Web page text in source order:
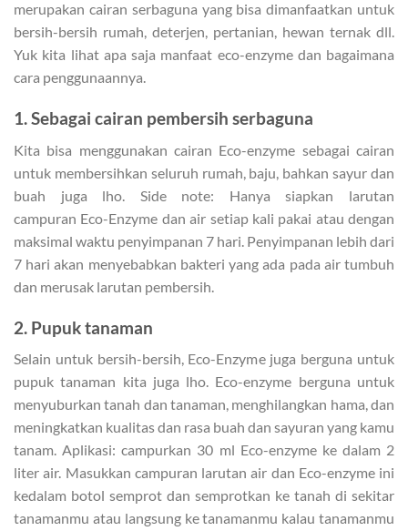
merupakan cairan serbaguna yang bisa dimanfaatkan untuk
bersih-bersih rumah, deterjen, pertanian, hewan ternak dll.
Yuk kita lihat apa saja manfaat eco-enzyme dan bagaimana
cara penggunaannya.
1. Sebagai cairan pembersih serbaguna
Kita bisa menggunakan cairan Eco-enzyme sebagai cairan
untuk membersihkan seluruh rumah, baju, bahkan sayur dan
buah juga lho. Side note: Hanya siapkan larutan
campuran Eco-Enzyme dan air setiap kali pakai atau dengan
maksimal waktu penyimpanan 7 hari. Penyimpanan lebih dari
7 hari akan menyebabkan bakteri yang ada pada air tumbuh
dan merusak larutan pembersih.
2. Pupuk tanaman
Selain untuk bersih-bersih, Eco-Enzyme juga berguna untuk
pupuk tanaman kita juga lho. Eco-enzyme berguna untuk
menyuburkan tanah dan tanaman, menghilangkan hama, dan
meningkatkan kualitas dan rasa buah dan sayuran yang kamu
tanam. Aplikasi: campurkan 30 ml Eco-enzyme ke dalam 2
liter air. Masukkan campuran larutan air dan Eco-enzyme ini
kedalam botol semprot dan semprotkan ke tanah di sekitar
tanamanmu atau langsung ke tanamanmu kalau tanamanmu